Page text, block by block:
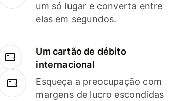
um só lugar e converta entre
elas em segundos.
Um cartão de débito
internacional
Esqueça a preocupação com
margens de lucro escondidas